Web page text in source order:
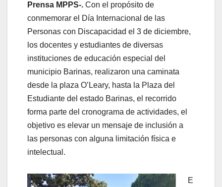
Prensa MPPS-. Con el propósito de
conmemorar el Día Internacional de las
Personas con Discapacidad el 3 de diciembre,
los docentes y estudiantes de diversas
instituciones de educación especial del
municipio Barinas, realizaron una caminata
desde la plaza O’Leary, hasta la Plaza del
Estudiante del estado Barinas, el recorrido
forma parte del cronograma de actividades, el
objetivo es elevar un mensaje de inclusión a
las personas con alguna limitación física e
intelectual.
E